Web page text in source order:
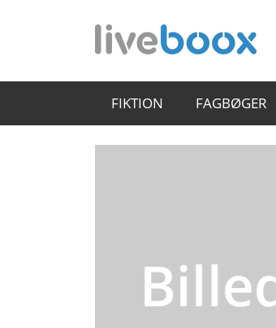
FIKTION FAGBØGER